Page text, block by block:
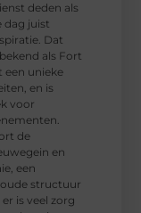
deden als
dag juist
Dat
als Fort
een unieke
en is
voor
de
en
een
structuur
is veel zorg